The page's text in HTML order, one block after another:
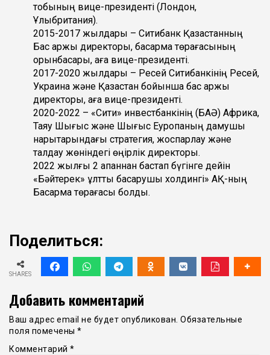
тобының вице-президенті (Лондон,
Ұлыбритания).
2015-2017 жылдары – Ситибанк Қазақстанның
Бас қаржы директоры, басқарма төрағасының
орынбасары, аға вице-президенті.
2017-2020 жылдары – Ресей Ситибанкінің Ресей,
Украина және Қазақстан бойынша бас қаржы
директоры, аға вице-президенті.
2020-2022 – «Сити» инвестбанкінің (БАӘ) Африка,
Таяу Шығыс және Шығыс Еуропаның дамушы
нарықтарындағы стратегия, жоспарлау және
талдау жөніндегі өңірлік директоры.
2022 жылғы 2 ақпаннан бастап бүгінге дейін
«Бәйтерек» ұлттық басқарушы холдингі» АҚ-ның
Басқарма төрағасы болды.
Поделиться:
SHARES
Добавить комментарий
Ваш адрес email не будет опубликован. Обязательные
поля помечены *
Комментарий *